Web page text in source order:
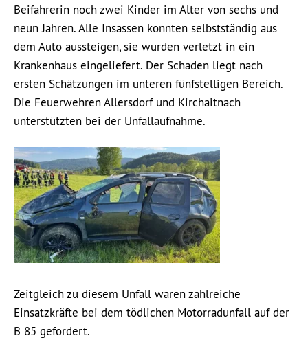
Beifahrerin noch zwei Kinder im Alter von sechs und
neun Jahren. Alle Insassen konnten selbstständig aus
dem Auto aussteigen, sie wurden verletzt in ein
Krankenhaus eingeliefert. Der Schaden liegt nach
ersten Schätzungen im unteren fünfstelligen Bereich.
Die Feuerwehren Allersdorf und Kirchaitnach
unterstützten bei der Unfallaufnahme.
Zeitgleich zu diesem Unfall waren zahlreiche
Einsatzkräfte bei dem tödlichen Motorradunfall auf der
B 85 gefordert.